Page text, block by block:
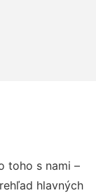
toho s nami –
hlavných